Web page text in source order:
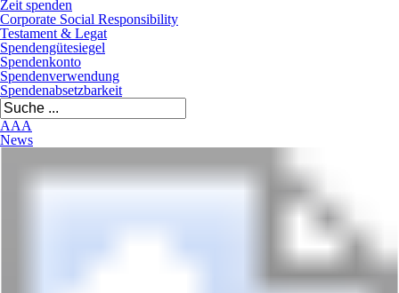
Zeit spenden
Corporate Social Responsibility
Testament & Legat
Spendengütesiegel
Spendenkonto
Spendenverwendung
Spendenabsetzbarkeit
AAA
News